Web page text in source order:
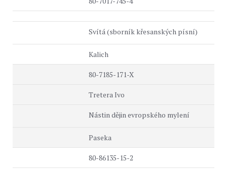
Svítá (sborník křesanských písní)
Kalich
80-7185-171-X
Tretera Ivo
Nástin dějin evropského mylení
Paseka
80-86135-15-2